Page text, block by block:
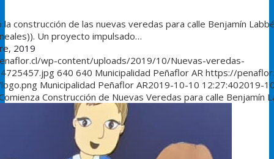
la construcción de las nuevas veredas para calle Benjamín
Un proyecto impulsado…
2019
wp-content/uploads/2019/10/Nuevas-veredas-
640 640 Municipalidad Peñaflor AR https://
Municipalidad Peñaflor AR2019-10-10 12:27:402019-
Construcción de Nuevas Veredas para calle Benjamín